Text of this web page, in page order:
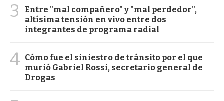
3
Entre "mal compañero" y "mal perdedor",
altísima tensión en vivo entre dos
integrantes de programa radial
4 Cómo fue el siniestro de tránsito por el que
murió Gabriel Rossi, secretario general de
Drogas